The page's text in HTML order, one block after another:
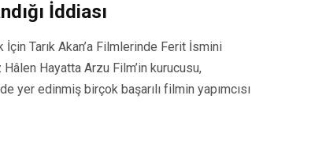
İddiası
İçin Tarık Akan’a Filmlerinde Ferit İsmini
Hayatta Arzu Film’in kurucusu,
yer edinmiş birçok başarılı filmin yapımcısı